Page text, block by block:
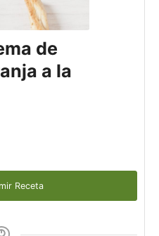
de
a la
Receta